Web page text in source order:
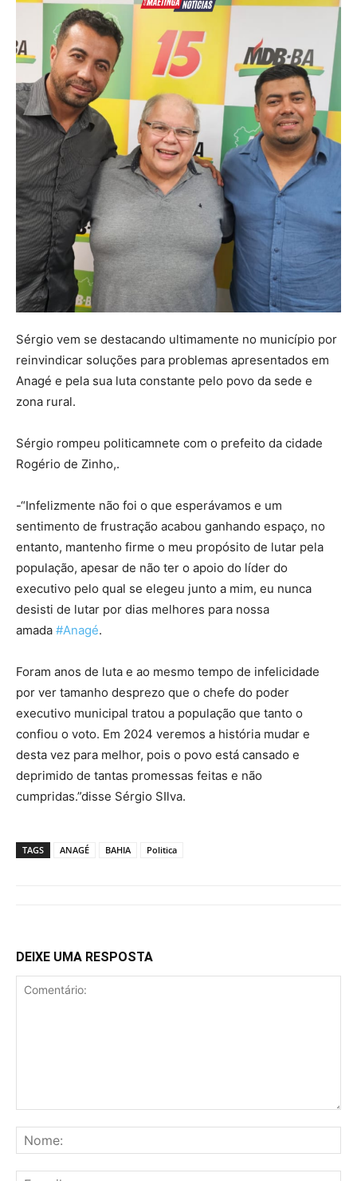
Sérgio vem se destacando ultimamente no município por
reinvindicar soluções para problemas apresentados em
Anagé e pela sua luta constante pelo povo da sede e
zona rural.
Sérgio rompeu politicamnete com o prefeito da cidade
Rogério de Zinho,.
-“Infelizmente não foi o que esperávamos e um
sentimento de frustração acabou ganhando espaço, no
entanto, mantenho firme o meu propósito de lutar pela
população, apesar de não ter o apoio do líder do
executivo pelo qual se elegeu junto a mim, eu nunca
desisti de lutar por dias melhores para nossa
amada #Anagé.
Foram anos de luta e ao mesmo tempo de infelicidade
por ver tamanho desprezo que o chefe do poder
executivo municipal tratou a população que tanto o
confiou o voto. Em 2024 veremos a história mudar e
desta vez para melhor, pois o povo está cansado e
deprimido de tantas promessas feitas e não
cumpridas.”disse Sérgio SIlva.
TAGS ANAGÉ BAHIA Politica
DEIXE UMA RESPOSTA